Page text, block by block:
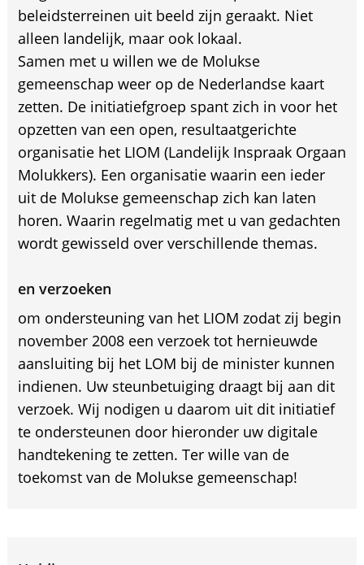
beleidsterreinen uit beeld zijn geraakt. Niet
alleen landelijk, maar ook lokaal.
Samen met u willen we de Molukse
gemeenschap weer op de Nederlandse kaart
zetten. De initiatiefgroep spant zich in voor het
opzetten van een open, resultaatgerichte
organisatie het LIOM (Landelijk Inspraak Orgaan
Molukkers). Een organisatie waarin een ieder
uit de Molukse gemeenschap zich kan laten
horen. Waarin regelmatig met u van gedachten
wordt gewisseld over verschillende themas.
en verzoeken
om ondersteuning van het LIOM zodat zij begin
november 2008 een verzoek tot hernieuwde
aansluiting bij het LOM bij de minister kunnen
indienen. Uw steunbetuiging draagt bij aan dit
verzoek. Wij nodigen u daarom uit dit initiatief
te ondersteunen door hieronder uw digitale
handtekening te zetten. Ter wille van de
toekomst van de Molukse gemeenschap!